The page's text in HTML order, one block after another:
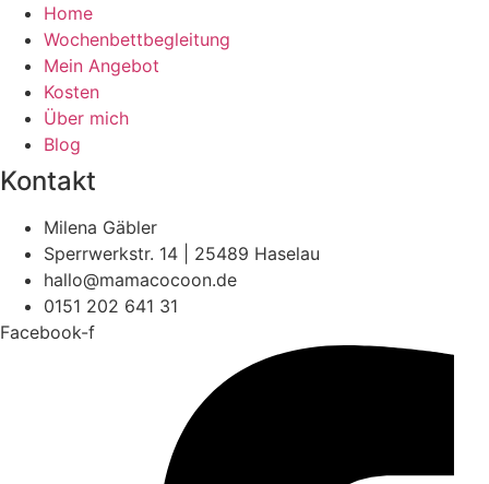
Home
Wochenbettbegleitung
Mein Angebot
Kosten
Über mich
Blog
Kontakt
Milena Gäbler
Sperrwerkstr. 14 | 25489 Haselau
hallo@mamacocoon.de
0151 202 641 31
Facebook-f